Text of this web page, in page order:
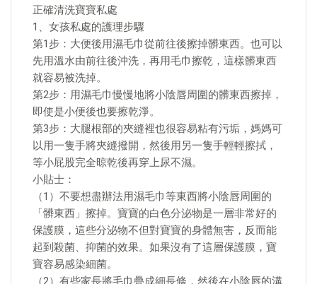
正確清洗寶寶私處
1、女孩私處的護理步驟
第1步：大便後用濕毛巾從前往後擦掉髒東西。也可以
先用溫水由前往後沖洗，再用毛巾擦乾，這樣髒東西
就容易被洗掉。
第2步：用濕毛巾慢慢地將小陰唇周圍的髒東西擦掉，
即使是小便後也要擦乾淨。
第3步：大腿根部的夾縫裡也很容易粘有污垢，媽媽可
以用一隻手將夾縫撥開，然後用另一隻手輕輕擦拭，
等小屁股完全晾乾後再穿上尿不濕。
小貼士：
（1）不要想盡辦法用濕毛巾等東西將小陰唇周圍的
「髒東西」擦掉。寶寶的白色分泌物是一層非常好的
保護膜，這些分泌物不但對寶寶的身體無害，反而能
起到殺菌、抑菌的效果。如果沒有了這層保護膜，寶
寶容易感染細菌。
（2）有些家長將毛巾疊成細長條，然後在小陰唇的溝